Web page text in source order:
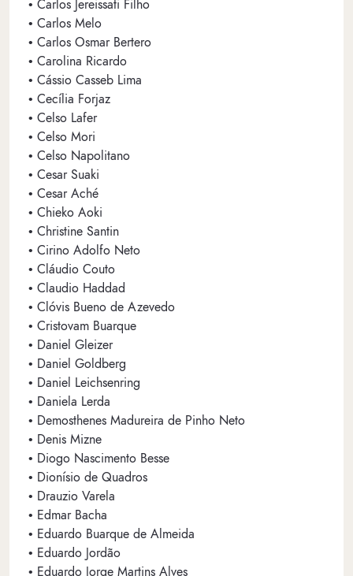
• Carlos Jereissati Filho
• Carlos Melo
• Carlos Osmar Bertero
• Carolina Ricardo
• Cássio Casseb Lima
• Cecília Forjaz
• Celso Lafer
• Celso Mori
• Celso Napolitano
• Cesar Suaki
• Cesar Aché
• Chieko Aoki
• Christine Santin
• Cirino Adolfo Neto
• Cláudio Couto
• Claudio Haddad
• Clóvis Bueno de Azevedo
• Cristovam Buarque
• Daniel Gleizer
• Daniel Goldberg
• Daniel Leichsenring
• Daniela Lerda
• Demosthenes Madureira de Pinho Neto
• Denis Mizne
• Diogo Nascimento Besse
• Dionísio de Quadros
• Drauzio Varela
• Edmar Bacha
• Eduardo Buarque de Almeida
• Eduardo Jordão
• Eduardo Jorge Martins Alves